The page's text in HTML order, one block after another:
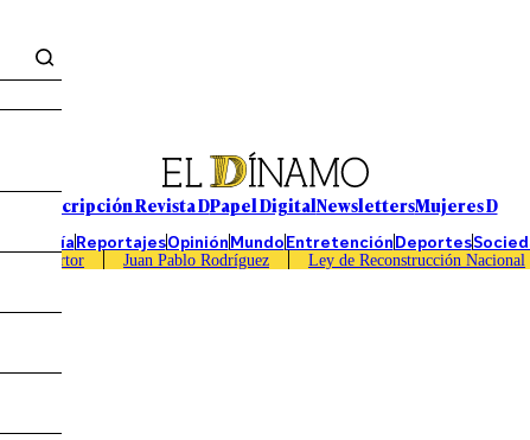
Suscripción Revista DPapel DigitalNewslettersMujeres D
EconomíaReportajesOpiniónMundoEntretenciónDeportes
Caso Sartor Juan Pablo Rodríguez Ley de Reconstrucción Nacional